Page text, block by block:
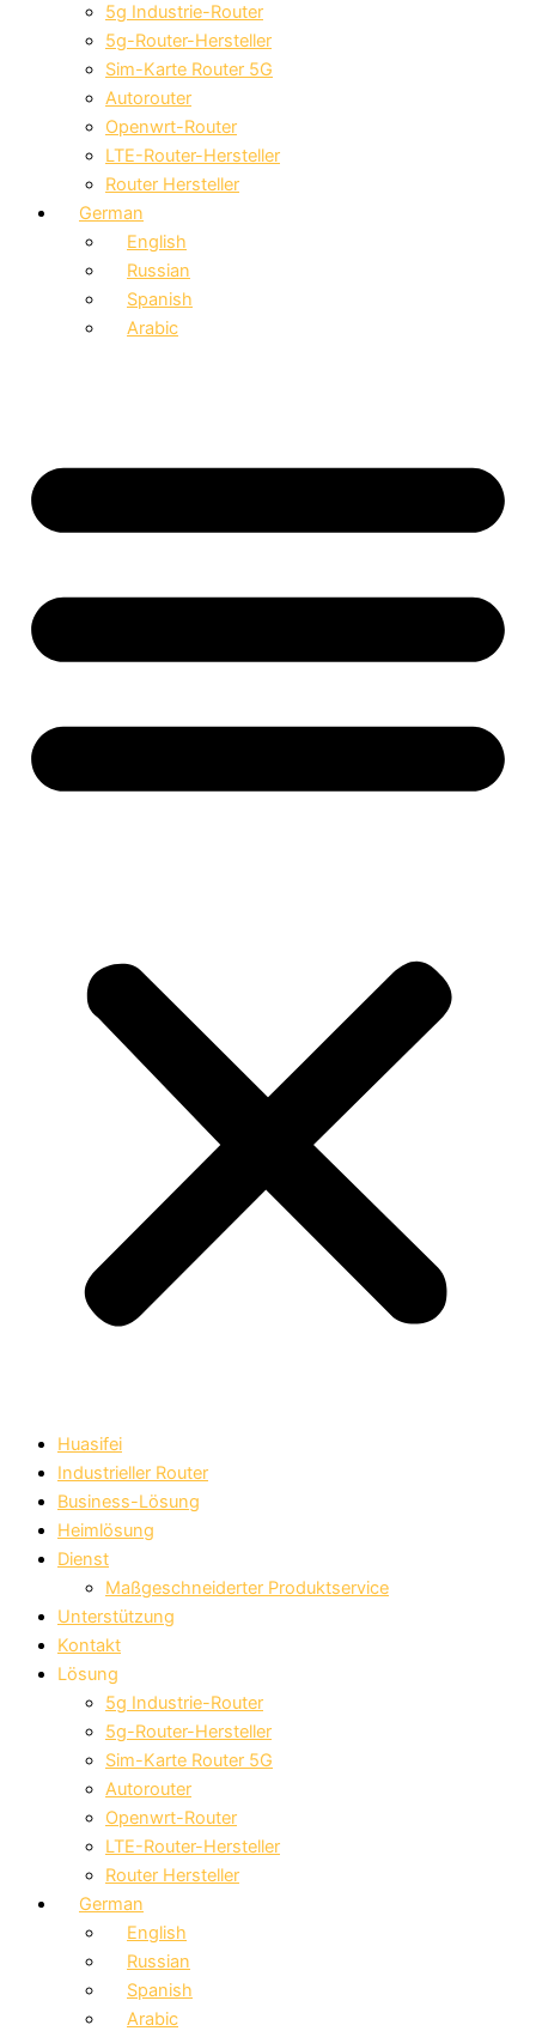
5g Industrie-Router
5g-Router-Hersteller
Sim-Karte Router 5G
Autorouter
Openwrt-Router
LTE-Router-Hersteller
Router Hersteller
German
English
Russian
Spanish
Arabic
Huasifei
Industrieller Router
Business-Lösung
Heimlösung
Dienst
Maßgeschneiderter Produktservice
Unterstützung
Kontakt
Lösung
5g Industrie-Router
5g-Router-Hersteller
Sim-Karte Router 5G
Autorouter
Openwrt-Router
LTE-Router-Hersteller
Router Hersteller
German
English
Russian
Spanish
Arabic